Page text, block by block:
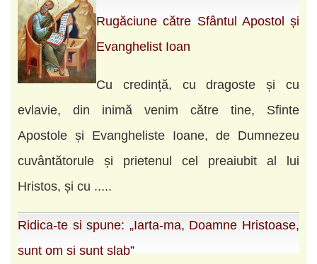
Rugăciune către Sfântul Apostol și
Evanghelist Ioan
Cu credință, cu dragoste și cu
evlavie, din inimă venim către tine, Sfinte
Apostole și Evangheliste Ioane, de Dumnezeu
cuvântătorule și prietenul cel preaiubit al lui
Hristos, și cu .....
Ridica-te si spune: „Iarta-ma, Doamne Hristoase,
sunt om si sunt slab”